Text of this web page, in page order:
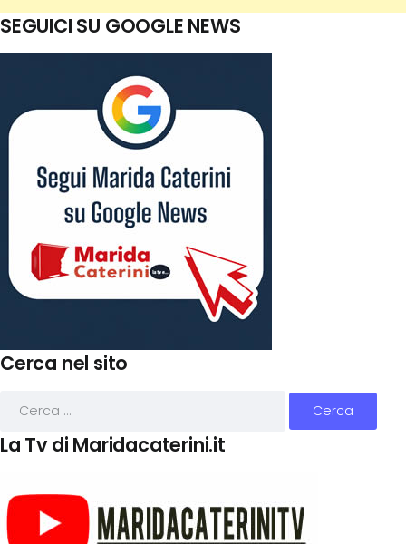
SEGUICI SU GOOGLE NEWS
Cerca nel sito
La Tv di Maridacaterini.it